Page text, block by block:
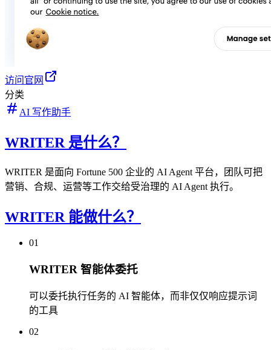
访问官网
分类
AI 写作助手
WRITER 是什么？
WRITER 是面向 Fortune 500 企业的 AI Agent 平台，团队可把
营销、合规、运营等工作交给受治理的 AI Agent 执行。
WRITER 能做什么？
01
WRITER 智能体委托
可以委托执行任务的 AI 智能体，而非仅仅响应提示词
的工具
02